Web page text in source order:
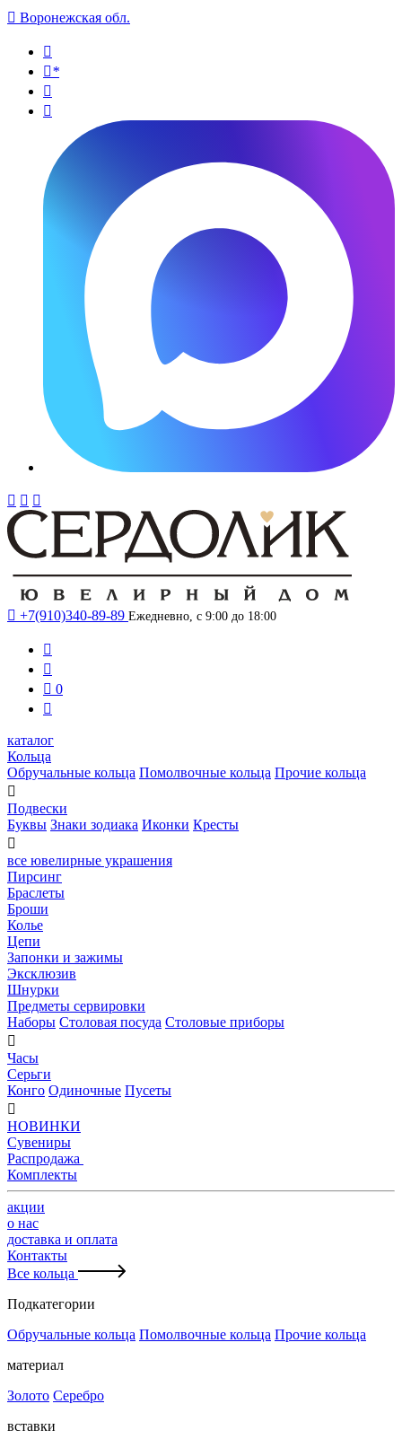
 Воронежская обл.

*


  
 +7(910)340-89-89 Ежедневно, с 9:00 до 18:00


 0

каталог
Кольца
Обручальные кольца Помолвочные кольца Прочие кольца

Подвески
Буквы Знаки зодиака Иконки Кресты

все ювелирные украшения
Пирсинг
Браслеты
Броши
Колье
Цепи
Запонки и зажимы
Эксклюзив
Шнурки
Предметы сервировки
Наборы Столовая посуда Столовые приборы

Часы
Серьги
Конго Одиночные Пусеты

НОВИНКИ
Сувениры
Распродажа
Комплекты
акции
о нас
доставка и оплата
Контакты
Все кольца
Подкатегории
Обручальные кольца Помолвочные кольца Прочие кольца
материал
Золото Серебро
вставки